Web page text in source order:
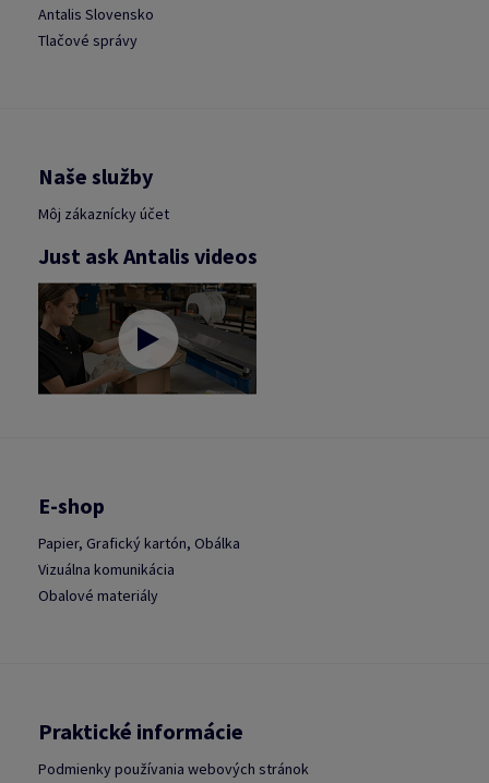
Antalis Slovensko
Tlačové správy
Naše služby
Môj zákaznícky účet
Just ask Antalis videos
E-shop
Papier, Grafický kartón, Obálka
Vizuálna komunikácia
Obalové materiály
Praktické informácie
Podmienky používania webových stránok